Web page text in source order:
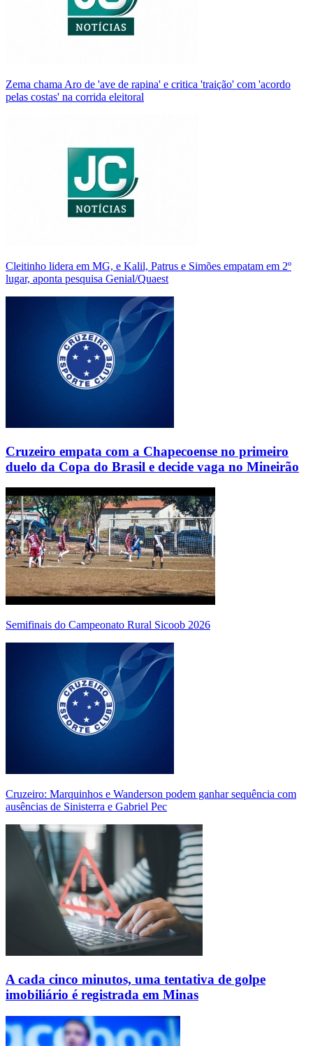
Zema chama Aro de 'ave de rapina' e critica 'traição' com 'acordo
pelas costas' na corrida eleitoral
Cleitinho lidera em MG, e Kalil, Patrus e Simões empatam em 2º
lugar, aponta pesquisa Genial/Quaest
Cruzeiro empata com a Chapecoense no primeiro
duelo da Copa do Brasil e decide vaga no Mineirão
Semifinais do Campeonato Rural Sicoob 2026
Cruzeiro: Marquinhos e Wanderson podem ganhar sequência com
ausências de Sinisterra e Gabriel Pec
A cada cinco minutos, uma tentativa de golpe
imobiliário é registrada em Minas